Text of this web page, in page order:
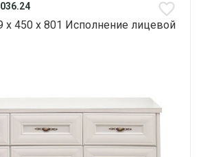
450 х 801 Исполнение лицевой